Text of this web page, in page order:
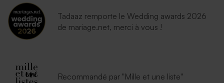
Enveloppe vert menthe
rectangulaire (14 x 12,5 cm)
petit format
Tadaaz remporte le Wedding awards 2026
de mariage.net, merci à vous !
Recommandé par "Mille et une liste"